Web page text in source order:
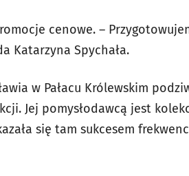
cenowe. –
Katarzyna Spychała.
w Pałacu Królewskim
Jej pomysłodawcą jest
się tam sukcesem